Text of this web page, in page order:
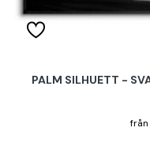
PALM SILHUETT -